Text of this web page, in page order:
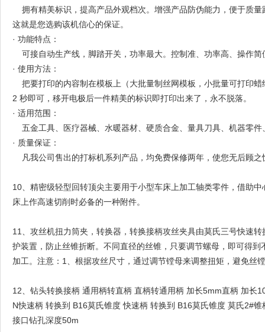
拥有精美标识，提高产品外观档次。增强产品防伪能力，便于质
这就是您选购该机信心的保证。
· 功能特点：
可接自动生产线，脚踏开关，功率最大。控制准、功率高、操作
· 使用方法：
把要打印的内容制在模板上（大批量制丝网模板，小批量可打印
2 秒即可，移开电极后一件精美的标识即打印出来了，永不脱落。
· 适用范围：
五金工具、医疗器械、水暖器材、硬质合金、量具刀具、机器零
· 质量保证：
凡我公司售出的打标机系列产品，均免费保修两年，使您无后顾
10、精密级轻型回转顶尖主要用于小型车床上加工轴类零件，借助
床上作高速切削时必备的一种附件。
11、攻丝机扭力筒夹，转换器，转换接柄攻丝夹具由莫氏三号快速
护装置，防止丝锥折断。不同直径的丝锥，只要调节螺母，即可得
加工。注意：1、根据攻丝尺寸，通过调节镗母来调整扭矩，避免
12、钻头转换接柄 通用柄转直柄 直柄转通用柄 加长5mm直柄 加
N快速柄 转换到 B16莫氏锥度 快速柄 转换到 B16莫氏锥度 莫氏2#
接口钻孔深度50m